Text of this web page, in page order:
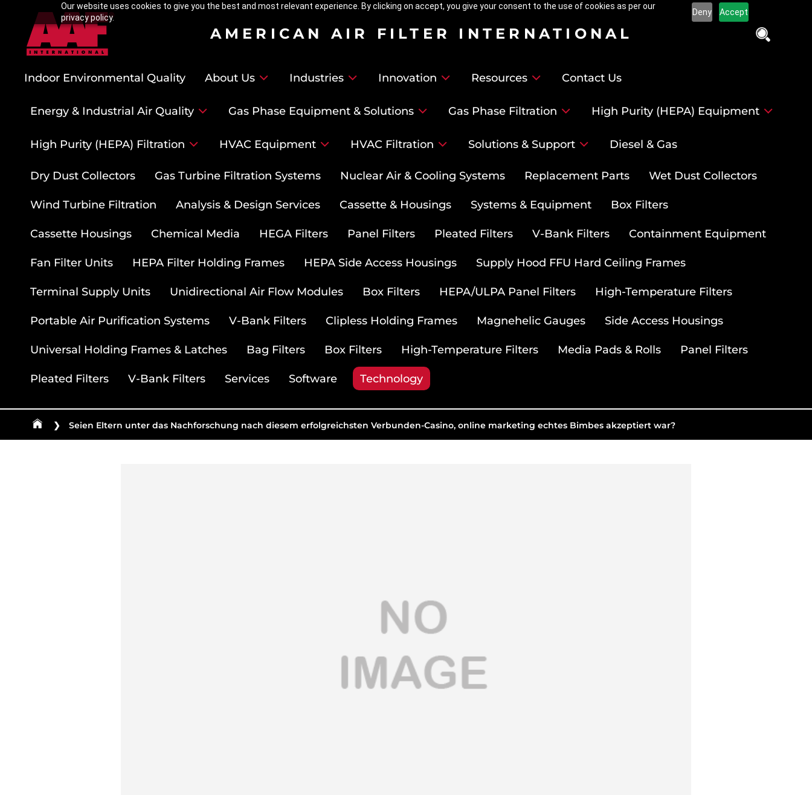
Our website uses cookies to give you the best and most relevant experience. By clicking on accept, you give your consent to the use of cookies as per our
privacy policy.
Deny Accept
AMERICAN AIR FILTER INTERNATIONAL
Indoor Environmental Quality About Us Industries Innovation Resources Contact Us
Energy & Industrial Air Quality Gas Phase Equipment & Solutions Gas Phase Filtration High Purity (HEPA) Equipment
High Purity (HEPA) Filtration HVAC Equipment HVAC Filtration Solutions & Support Diesel & Gas
Dry Dust Collectors Gas Turbine Filtration Systems Nuclear Air & Cooling Systems Replacement Parts Wet Dust Collectors
Wind Turbine Filtration Analysis & Design Services Cassette & Housings Systems & Equipment Box Filters
Cassette Housings Chemical Media HEGA Filters Panel Filters Pleated Filters V-Bank Filters Containment Equipment
Fan Filter Units HEPA Filter Holding Frames HEPA Side Access Housings Supply Hood FFU Hard Ceiling Frames
Terminal Supply Units Unidirectional Air Flow Modules Box Filters HEPA/ULPA Panel Filters High-Temperature Filters
Portable Air Purification Systems V-Bank Filters Clipless Holding Frames Magnehelic Gauges Side Access Housings
Universal Holding Frames & Latches Bag Filters Box Filters High-Temperature Filters Media Pads & Rolls Panel Filters
Pleated Filters V-Bank Filters Services Software Technology
❯ Seien Eltern unter das Nachforschung nach diesem erfolgreichsten Verbunden-Casino, online marketing echtes Bimbes akzeptiert war?